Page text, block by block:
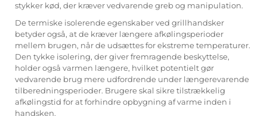
stykker kød, der kræver vedvarende greb og manipulation.
De termiske isolerende egenskaber ved grillhandsker
betyder også, at de kræver længere afkølingsperioder
mellem brugen, når de udsættes for ekstreme temperaturer.
Den tykke isolering, der giver fremragende beskyttelse,
holder også varmen længere, hvilket potentielt gør
vedvarende brug mere udfordrende under længerevarende
tilberedningsperioder. Brugere skal sikre tilstrækkelig
afkølingstid for at forhindre opbygning af varme inden i
handsken.